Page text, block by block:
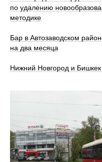
по удалению
методике
Бар в Автозаводском
на два месяца
Нижний Новгород и